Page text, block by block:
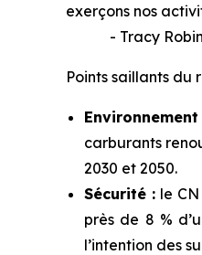
exerçons nos
- Tracy
Points saillants du
carburants
2030 et 2050.
Sécurité :le CN
près de 8 %
l’intention des